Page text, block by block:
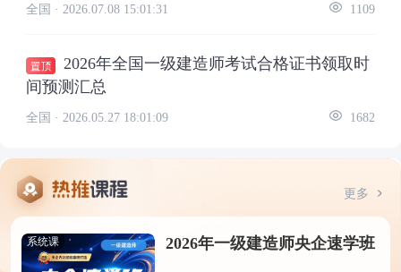
全国 · 2026.07.08 15:01:31 1109
2026年全国一级建造师考试合格证书领取时
间预测汇总
全国 · 2026.05.27 18:01:09 1682
更多
系统课 2026年一级建造师央企速学班